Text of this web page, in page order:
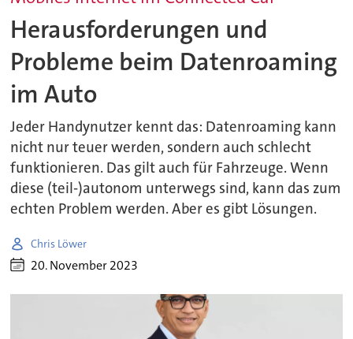
Herausforderungen und
Probleme beim Datenroaming
im Auto
Jeder Handynutzer kennt das: Datenroaming kann
nicht nur teuer werden, sondern auch schlecht
funktionieren. Das gilt auch für Fahrzeuge. Wenn
diese (teil-)autonom unterwegs sind, kann das zum
echten Problem werden. Aber es gibt Lösungen.
Chris Löwer
20. November 2023